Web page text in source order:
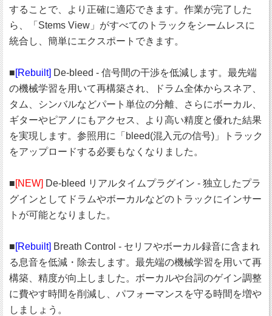
することで、より正確に適応できます。作業が完了した
ら、「Stems View」がすべてのトラックをシームレスに
統合し、簡単にエクスポートできます。
■ [Rebuilt] De-bleed - 信号間の干渉を低減します。最先端
の機械学習を用いて再構築され、ドラム全体からスネア、
タム、シンバルなどパート単位の分離、さらにボーカル、
ギターやピアノにもアクセス、より高い精度と優れた結果
を実現します。参照用に「bleed(混入元の信号)」トラック
をアップロードする必要もなくなりました。
■ [NEW] De-bleed リアルタイムプラグイン - 独立したプラ
グインとしてドラムやボーカルなどのトラックにインサー
トが可能となりました。
■ [Rebuilt] Breath Control - セリフやボーカル録音に含まれ
る息音を低減・除去します。最先端の機械学習を用いて再
構築、精度が向上しました。ボーカルや台詞のゲイン調整
に費やす時間を削減し、パフォーマンスを守る時間を増や
しましょう。